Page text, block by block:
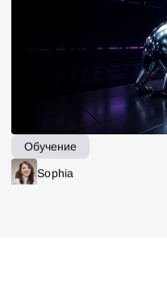
Обучение
Sophia